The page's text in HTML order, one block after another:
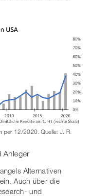
per 12/2020. Quelle: J. R.
Anleger
Alternativen
Auch über die
und